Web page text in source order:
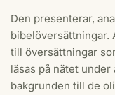
Den presenterar,
bibelöversättningar.
till översättningar
läsas på nätet
bakgrunden till de